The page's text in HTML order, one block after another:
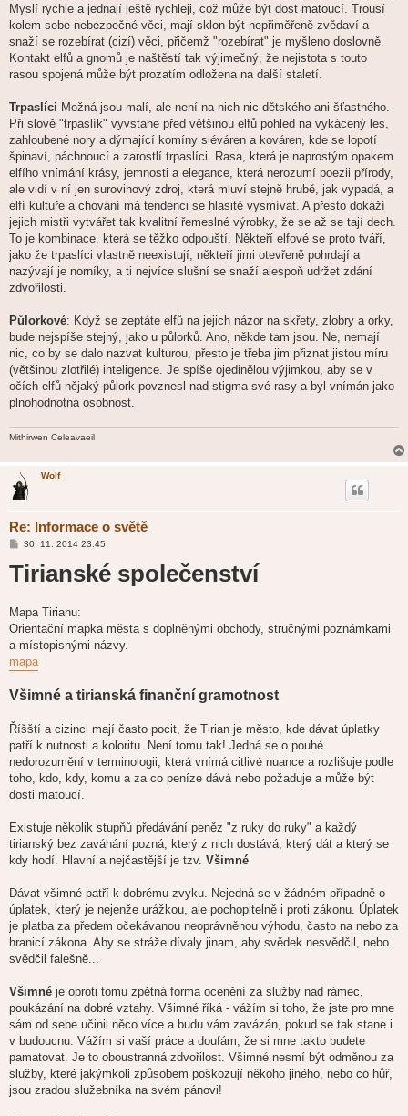
Myslí rychle a jednají ještě rychleji, což může být dost matoucí. Trousí
kolem sebe nebezpečné věci, mají sklon být nepřiměřeně zvědaví a
snaží se rozebírat (cizí) věci, přičemž "rozebírat" je myšleno doslovně.
Kontakt elfů a gnomů je naštěstí tak výjimečný, že nejistota s touto
rasou spojená může být prozatím odložena na další staletí.
Trpaslíci Možná jsou malí, ale není na nich nic dětského ani šťastného.
Při slově "trpaslík" vyvstane před většinou elfů pohled na vykácený les,
zahloubené nory a dýmající komíny sléváren a kováren, kde se lopotí
špinaví, páchnoucí a zarostlí trpaslíci. Rasa, která je naprostým opakem
elfího vnímání krásy, jemnosti a elegance, která nerozumí poezii přírody,
ale vidí v ní jen surovinový zdroj, která mluví stejně hrubě, jak vypadá, a
elfí kultuře a chování má tendenci se hlasitě vysmívat. A přesto dokáží
jejich mistři vytvářet tak kvalitní řemeslné výrobky, že se až se tají dech.
To je kombinace, která se těžko odpouští. Někteří elfové se proto tváří,
jako že trpaslíci vlastně neexistují, někteří jimi otevřeně pohrdají a
nazývají je norníky, a ti nejvíce slušní se snaží alespoň udržet zdání
zdvořilosti.
Půlorkové: Když se zeptáte elfů na jejich názor na skřety, zlobry a orky,
bude nejspíše stejný, jako u půlorků. Ano, někde tam jsou. Ne, nemají
nic, co by se dalo nazvat kulturou, přesto je třeba jim přiznat jistou míru
(většinou zlotřilé) inteligence. Je spíše ojedinělou výjimkou, aby se v
očích elfů nějaký půlork povznesl nad stigma své rasy a byl vnímán jako
plnohodnotná osobnost.
Mithirwen Celeavaeil
Wolf
Re: Informace o světě
P
í
v
e
k
30. 11. 2014 23.45
Tirianské společenství
Mapa Tirianu:
Orientační mapka města s doplněnými obchody, stručnými poznámkami
a místopisnými názvy.
mapa
Všimné a tirianská finanční gramotnost
Říšští a cizinci mají často pocit, že Tirian je město, kde dávat úplatky
patří k nutnosti a koloritu. Není tomu tak! Jedná se o pouhé
nedorozumění v terminologii, která vnímá citlivé nuance a rozlišuje podle
toho, kdo, kdy, komu a za co peníze dává nebo požaduje a může být
dosti matoucí.
Existuje několik stupňů předávání peněz "z ruky do ruky" a každý
tirianský bez zaváhání pozná, který z nich dostává, který dát a který se
kdy hodí. Hlavní a nejčastější je tzv. Všimné
Dávat všimné patří k dobrému zvyku. Nejedná se v žádném případně o
úplatek, který je nejenže urážkou, ale pochopitelně i proti zákonu. Úplatek
je platba za předem očekávanou neoprávněnou výhodu, často na nebo za
hranicí zákona. Aby se stráže dívaly jinam, aby svědek nesvědčil, nebo
svědčil falešně...
Všimné je oproti tomu zpětná forma ocenění za služby nad rámec,
poukázání na dobré vztahy. Všimné říká - vážím si toho, že jste pro mne
sám od sebe učinil něco více a budu vám zavázán, pokud se tak stane i
v budoucnu. Vážím si vaší práce a doufám, že si mne takto budete
pamatovat. Je to oboustranná zdvořilost. Všimné nesmí být odměnou za
služby, které jakýmkoli způsobem poškozují někoho jiného, nebo co hůř,
jsou zradou služebníka na svém pánovi!